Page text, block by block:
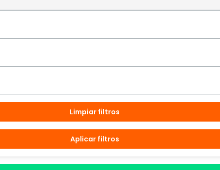
Limpiar filtros
Aplicar filtros